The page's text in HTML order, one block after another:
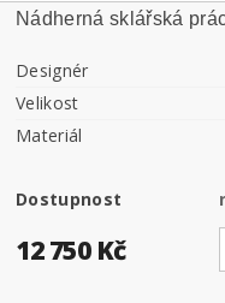
Nádherná sklářská
Designér
Velikost
Materiál
Dostupnost
12 750 Kč